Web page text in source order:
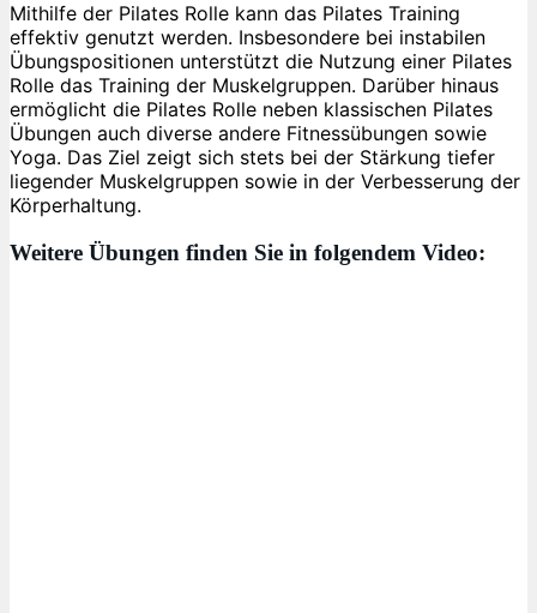
Mithilfe der Pilates Rolle kann das Pilates Training
effektiv genutzt werden. Insbesondere bei instabilen
Übungspositionen unterstützt die Nutzung einer Pilates
Rolle das Training der Muskelgruppen. Darüber hinaus
ermöglicht die Pilates Rolle neben klassischen Pilates
Übungen auch diverse andere Fitnessübungen sowie
Yoga. Das Ziel zeigt sich stets bei der Stärkung tiefer
liegender Muskelgruppen sowie in der Verbesserung der
Körperhaltung.
Weitere Übungen finden Sie in folgendem Video: